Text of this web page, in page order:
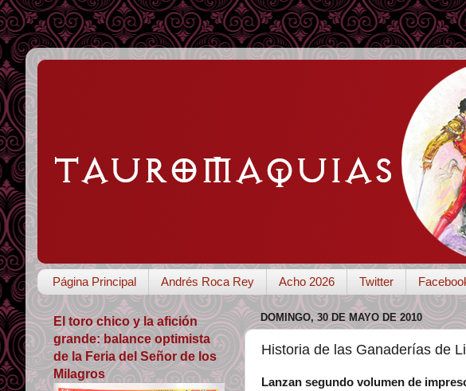
Página Principal Andrés Roca Rey Acho 2026 Twitter
DOMINGO, 30 DE MAYO DE 2010
Historia de las Ganaderías de
Lanzan segundo volumen de
El toro chico y la afición
grande: balance optimista
de la Feria del Señor de los
Milagros